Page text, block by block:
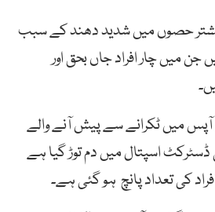
حصوں میں شدید دھند کے سبب
میں چار افراد جاں بحق اور
آپس میں ٹکرانے سے پیش آنے والے
اسپتال میں دم توڑ گیا ہے
کی تعداد پانچ ہو گئی ہے۔